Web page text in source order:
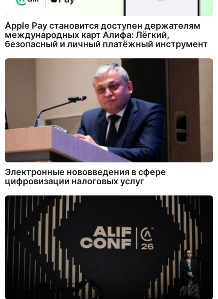
Apple Pay становится доступен держателям
международных карт Алифа: Лёгкий,
безопасный и личный платёжный инструмент
Электронные нововведения в сфере
цифровизации налоговых услуг